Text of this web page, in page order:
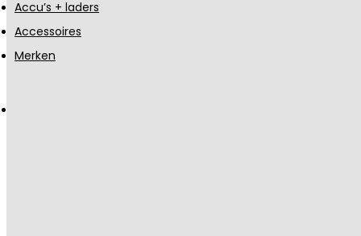
Accu’s + laders
Accessoires
Merken